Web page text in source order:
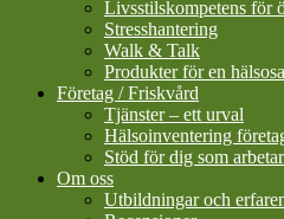
Livsstilskompetens för
Stresshantering
Walk & Talk
Produkter för en
Företag / Friskvård
Tjänster – ett urval
Hälsoinventering
Stöd för dig som
Om oss
Utbildningar och